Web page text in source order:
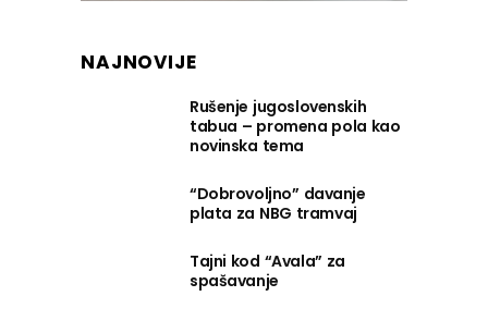
NAJNOVIJE
Rušenje jugoslovenskih
tabua – promena pola kao
novinska tema
“Dobrovoljno” davanje
plata za NBG tramvaj
Tajni kod “Avala” za
spašavanje